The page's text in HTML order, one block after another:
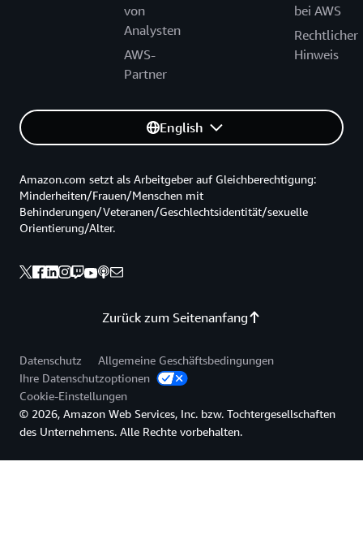
von
Analysten
AWS-
Partner
bei AWS
Rechtlicher
Hinweis
English
Zurück zum Seitenanfang
Amazon.com setzt als Arbeitgeber auf Gleichberechtigung:
Minderheiten/Frauen/Menschen mit
Behinderungen/Veteranen/Geschlechtsidentität/sexuelle
Orientierung/Alter.
Datenschutz
Allgemeine Geschäftsbedingungen
Ihre Datenschutzoptionen
Cookie-Einstellungen
© 2026, Amazon Web Services, Inc. bzw. Tochtergesellschaften
des Unternehmens. Alle Rechte vorbehalten.